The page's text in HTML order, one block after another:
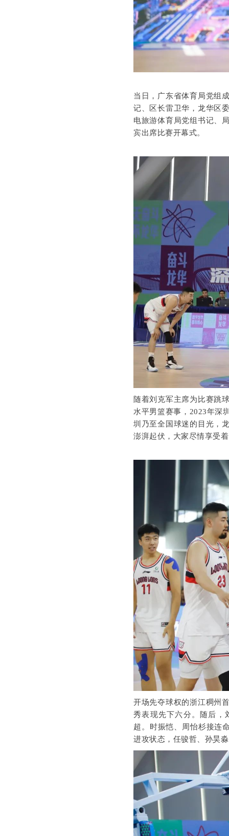
当日，广东省体育局党组
记、区长雷卫华，龙华区
电旅游体育局党组书记、
宾出席比赛开幕式。
随着刘克军主席为比赛跳
水平男篮赛事，2023年深
圳乃至全国球迷的目光，
澎湃起伏，大家尽情享受
开场先夺球权的浙江稠州
秀表现先下六分。随后，
超。时振恺、周怡杉接连
进攻状态，任骏哲、孙昊